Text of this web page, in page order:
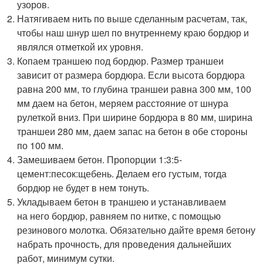
узоров.
Натягиваем нить по выше сделанным расчетам, так,
чтобы наш шнур шел по внутреннему краю бордюр и
являлся отметкой их уровня.
Копаем траншею под бордюр. Размер траншеи
зависит от размера бордюра. Если высота бордюра
равна 200 мм, то глубина траншеи равна 300 мм, 100
мм даем на бетон, меряем расстояние от шнура
рулеткой вниз. При ширине бордюра в 80 мм, ширина
траншеи 280 мм, даем запас на бетон в обе стороны
по 100 мм.
Замешиваем бетон. Пропорции 1:3:5-
цемент:песок:щебень. Делаем его густым, тогда
бордюр не будет в нем тонуть.
Укладываем бетон в траншею и устанавливаем
на него бордюр, равняем по нитке, с помощью
резинового молотка. Обязательно дайте время бетону
набрать прочность, для проведения дальнейших
работ, минимум сутки.